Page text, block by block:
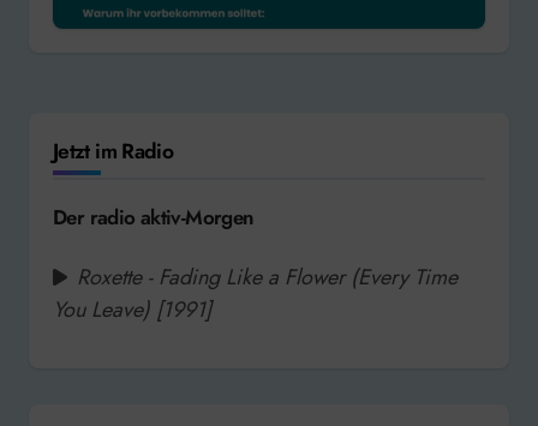
Jetzt im Radio
Der radio aktiv-Morgen
Roxette - Fading Like a Flower (Every Time
You Leave) [1991]